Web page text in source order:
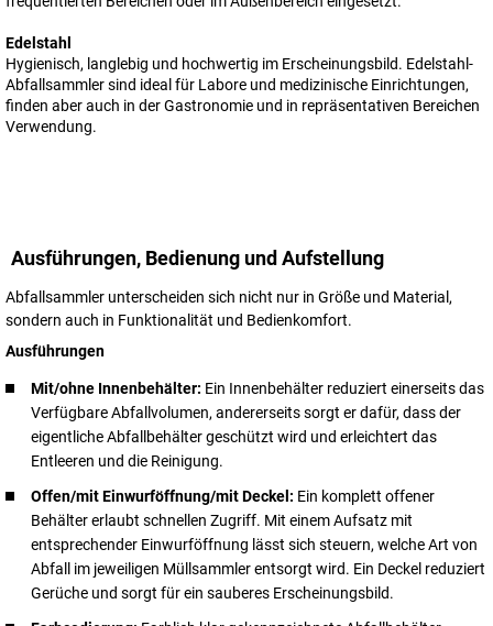
Edelstahl
Hygienisch, langlebig und hochwertig im Erscheinungsbild. Edelstahl-
Abfallsammler sind ideal für Labore und medizinische Einrichtungen,
finden aber auch in der Gastronomie und in repräsentativen Bereichen
Verwendung.
Ausführungen, Bedienung und Aufstellung
Abfallsammler unterscheiden sich nicht nur in Größe und Material,
sondern auch in Funktionalität und Bedienkomfort.
Ausführungen
Mit/ohne Innenbehälter: Ein Innenbehälter reduziert einerseits das
Verfügbare Abfallvolumen, andererseits sorgt er dafür, dass der
eigentliche Abfallbehälter geschützt wird und erleichtert das
Entleeren und die Reinigung.
Offen/mit Einwurföffnung/mit Deckel: Ein komplett offener
Behälter erlaubt schnellen Zugriff. Mit einem Aufsatz mit
entsprechender Einwurföffnung lässt sich steuern, welche Art von
Abfall im jeweiligen Müllsammler entsorgt wird. Ein Deckel reduziert
Gerüche und sorgt für ein sauberes Erscheinungsbild.